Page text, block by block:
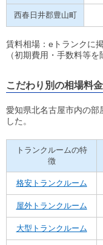
西春日井郡豊山町
賃料相場：eトランクに
（初期費用・手数料等
こだわり別の相場料金
愛知県北名古屋市内の部
した。
トランクルームの特
徴
格安トランクルーム
屋外トランクルーム
大型トランクルーム